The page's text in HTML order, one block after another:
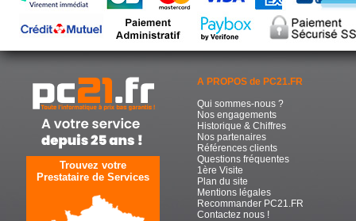
Trouvez votre
Prestataire de Services
A PROPOS de PC21.FR
Qui sommes-nous ?
Nos engagements
Historique & Chiffres
Nos partenaires
Références clients
Questions fréquentes
1ère Visite
Plan du site
Mentions légales
Recommander PC21.FR
Contactez nous !